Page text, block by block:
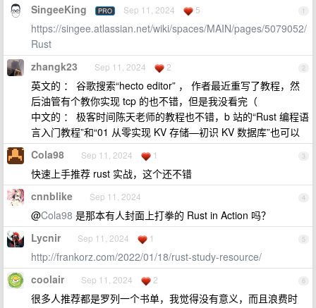
1
SingeeKing PRO Sep 11, 2024 5
https://singee.atlassian.net/wiki/spaces/MAIN/pages/5079052/
Rust
2
zhangk23 Sep 11, 2024 2
英文的 ： 谷歌搜索“hecto editor” ， 作者最近重写了教程，然
后油管有个教你实现 tcp 的也不错，但是我没看完（
中文的 ： 极客时间陈天老师的教程也不错，b 站的“Rust 编程语
言入门教程”和“01 从零实现 KV 存储—初识 KV 数据库”也可以
3
Cola98 Sep 11, 2024 1
快速上手推荐 rust 实战，这个还不错
4
cnnblike Sep 11, 2024
@Cola98 是那本有人封面上打拳的 Rust in Action 吗？
5
Lycnir Sep 11, 2024 1
http://frankorz.com/2022/01/18/rust-study-resource/
6
coolair Sep 11, 2024 2
很多人推荐都是罗列一个书单，我觉得没有意义，而且浪费时